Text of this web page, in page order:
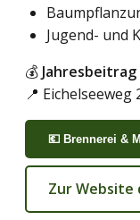
Jugend- und
💰 Jahresbeitrag
📍
💶 Brennerei &
Zur Website